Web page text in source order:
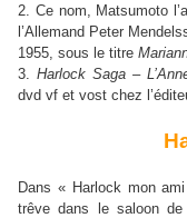
2. Ce nom, Matsumoto
l’Allemand Peter
1955, sous le titre
3. Harlock Saga –
dvd vf et vost chez
Dans « Harlock mon
trêve dans le saloon de